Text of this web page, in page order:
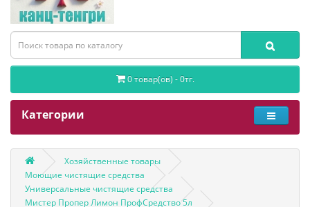
0 товар(ов) - 0тг.
Категории
Хозяйственные товары
Моющие чистящие средства
Универсальные чистящие средства
Мистер Пропер Лимон ПрофСредство 5л